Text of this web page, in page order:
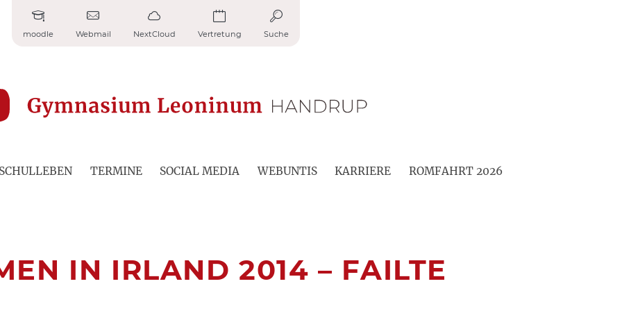
moodle Webmail NextCloud Vertretung Suche
SCHULLEBEN TERMINE SOCIAL MEDIA WEBUNTIS KARRIERE ROMFAHRT 2026
IN IRLAND 2014 – FAILTE